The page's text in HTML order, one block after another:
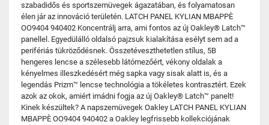
szabadidős és sportszemüvegek ágazatában, és folyamatosan
élen jár az innováció területén. LATCH PANEL KYLIAN MBAPPÈ
OO9404 940402 Koncentrálj arra, ami fontos az új Oakley® Latch™
panellel. Egyedülálló oldalsó pajzsuk kialakítása esélyt sem ad a
perifériás tükröződésnek. Összetéveszthetetlen stílus, 5B
hengeres lencse a szélesebb látómezőért, vékony oldalak a
kényelmes illeszkedésért még sapka vagy sisak alatt is, és a
legendás Prizm™ lencse technológia a tökéletes kontrasztért. Ezek
azok az okok, amiért imádni fogja az új Oakley® Latch™ panelt!
Kinek készültek? A napszemüvegek Oakley LATCH PANEL KYLIAN
MBAPPÈ OO9404 940402 a Oakley legfrissebb kollekciójának